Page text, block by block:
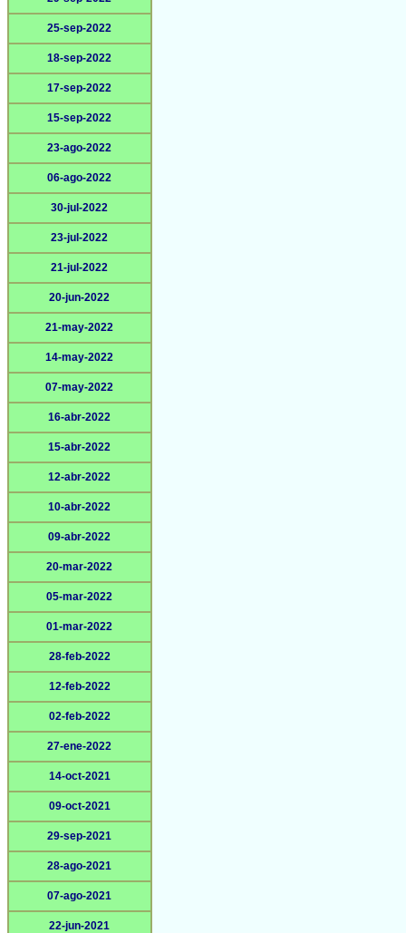
25-sep-2022
18-sep-2022
17-sep-2022
15-sep-2022
23-ago-2022
06-ago-2022
30-jul-2022
23-jul-2022
21-jul-2022
20-jun-2022
21-may-2022
14-may-2022
07-may-2022
16-abr-2022
15-abr-2022
12-abr-2022
10-abr-2022
09-abr-2022
20-mar-2022
05-mar-2022
01-mar-2022
28-feb-2022
12-feb-2022
02-feb-2022
27-ene-2022
14-oct-2021
09-oct-2021
29-sep-2021
28-ago-2021
07-ago-2021
22-jun-2021